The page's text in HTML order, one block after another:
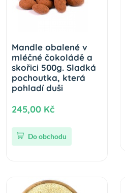
Mandle obalené v
mléčné čokoládě a
skořici 500g. Sladká
pochoutka, která
pohladí duši
245,00 Kč
Do obchodu